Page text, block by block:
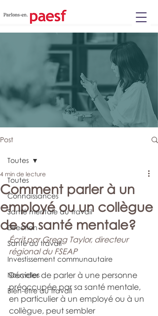
This
Post
Toutes
Connaissances
Santé mentale au travail
Direction
Santé au travail
Investissement communautaire
Nouvelles
Bien-être au travail
Toutes
Comment parler à un
employé ou un collègue
de sa santé mentale?
4 min de lecture
Écrit par Gregg Taylor, directeur
régional du FSEAP
Décider de parler à une personne
préoccupée par sa santé mentale,
en particulier à un employé ou à un
collègue, peut sembler